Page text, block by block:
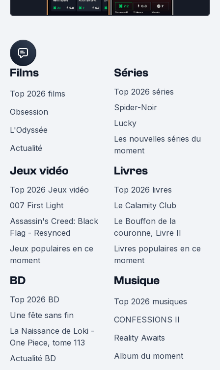
Films
Top 2026 films
Obsession
L'Odyssée
Actualité
Séries
Top 2026 séries
Spider-Noir
Lucky
Les nouvelles séries du
moment
Jeux vidéo
Top 2026 Jeux vidéo
007 First Light
Assassin's Creed: Black
Flag - Resynced
Jeux populaires en ce
moment
Livres
Top 2026 livres
Le Calamity Club
Le Bouffon de la
couronne, Livre II
Livres populaires en ce
moment
BD
Top 2026 BD
Une fête sans fin
La Naissance de Loki -
One Piece, tome 113
Actualité BD
Musique
Top 2026 musiques
CONFESSIONS II
Reality Awaits
Album du moment